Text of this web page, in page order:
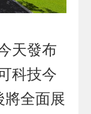
天發布
科技今
將全面展